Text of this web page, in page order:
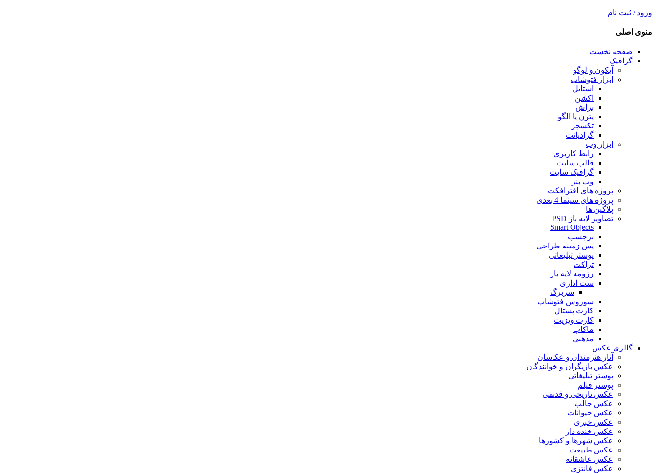
ورود / ثبت نام
منوی اصلی
صفحه نخست
گرافیک
آیکون و لوگو
ابزار فتوشاپ
استایل
اکشن
براش
پترن یا الگو
تکسچر
گرادیانت
ابزار وب
رابط کاربری
قالب سایت
گرافیک سایت
وب بنر
پروژه های افترافکت
پروژه های سینما 4 بعدی
پلاگین ها
تصاویر لایه باز PSD
Smart Objects
برچسب
پس زمینه طراحی
پوستر تبلیغاتی
تراکت
رزومه لایه باز
ست اداری
سربرگ
سوروس فتوشاپ
کارت پستال
کارت ویزیت
ماکاپ
مذهبی
گالری عکس
آثار هنرمندان و عکاسان
عکس بازیگران و خوانندگان
پوستر تبلیغاتی
پوستر فیلم
عکس تاریخی و قدیمی
عکس جالب
عکس حیوانات
عکس خبری
عکس خنده دار
عکس شهرها و کشورها
عکس طبیعت
عکس عاشقانه
عکس فانتزی